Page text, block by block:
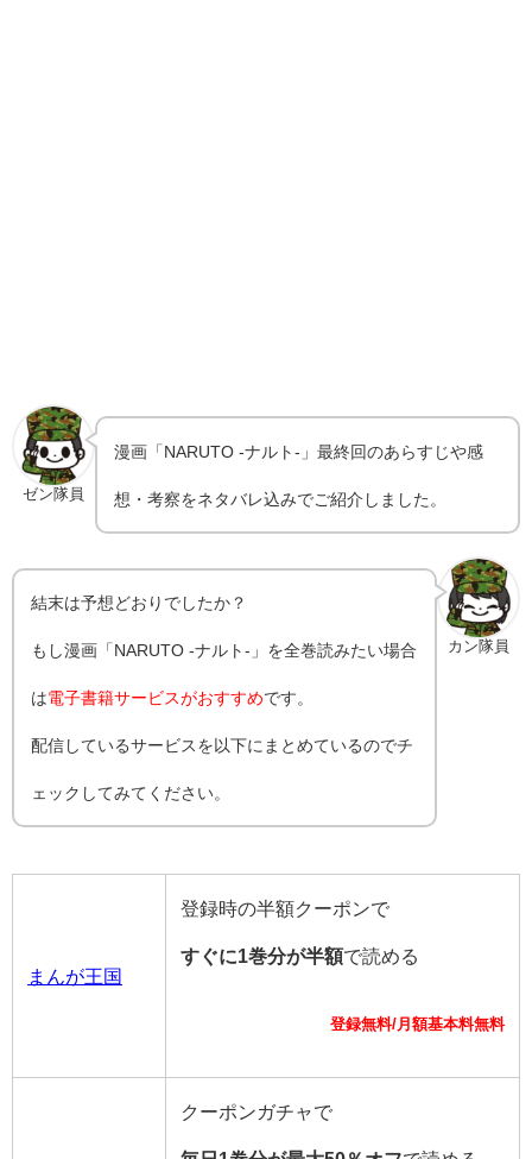
ゼン隊員
漫画「NARUTO -ナルト-」最終回のあらすじや感
想・考察をネタバレ込みでご紹介しました。
カン隊員
結末は予想どおりでしたか？
もし漫画「NARUTO -ナルト-」を全巻読みたい場合
は電子書籍サービスがおすすめです。
配信しているサービスを以下にまとめているのでチ
ェックしてみてください。
まんが王国
登録時の半額クーポンで
すぐに1巻分が半額で読める
登録無料/月額基本料無料
クーポンガチャで